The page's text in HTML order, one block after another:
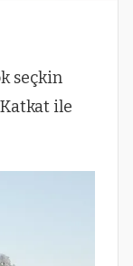
seçkin
ile